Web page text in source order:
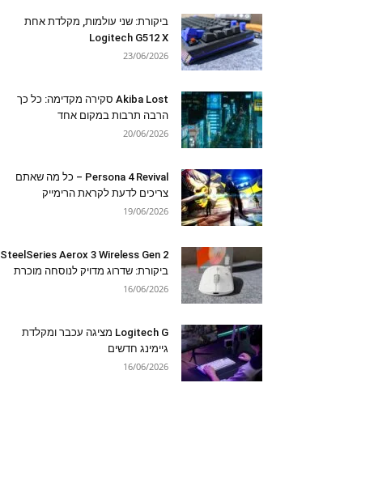
ביקורת: שני עולמות, מקלדת אחת
Logitech G512 X
23/06/2026
Akiba Lost סקירה מקדימה: כל כך
הרבה תרבות במקום אחד
20/06/2026
Persona 4 Revival – כל מה שאתם
צריכים לדעת לקראת הרימייק
19/06/2026
SteelSeries Aerox 3 Wireless Gen 2
ביקורת: שדרוג מדויק לנוסחה מוכרת
16/06/2026
Logitech G מציגה עכבר ומקלדת
גיימינג חדשים
16/06/2026